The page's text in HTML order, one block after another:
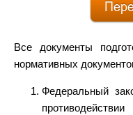
Все документы
нормативных
Федеральный